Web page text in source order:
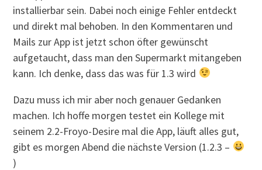
installierbar sein. Dabei noch einige Fehler entdeckt
und direkt mal behoben. In den Kommentaren und
Mails zur App ist jetzt schon öfter gewünscht
aufgetaucht, dass man den Supermarkt mitangeben
kann. Ich denke, dass das was für 1.3 wird
Dazu muss ich mir aber noch genauer Gedanken
machen. Ich hoffe morgen testet ein Kollege mit
seinem 2.2-Froyo-Desire mal die App, läuft alles gut,
gibt es morgen Abend die nächste Version (1.2.3 –
)